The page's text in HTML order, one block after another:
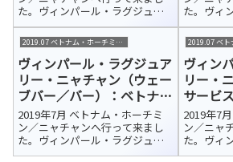
た。ヴィンパール・ラグジュア
リー・ニャチャン（Vinpearl
Luxury NhaTrang）今回の宿泊ホ
テルはカムラン国際空港から車
で約45分、さらにフェリーで10
分ほどのホ...
た。ヴィ
リー・ニ
Luxury
テルはカ
で約45分
分ほどの
2019.07 ベトナム・ホーチミン/ニャチャン
ヴィンパール・ラグジュア
リー・ニャチャン（ウェー
ブバー／バー）：ベトナ
ム・ニャチャン 宿泊ホテ
ル紹介
2019年7月 ベトナム・ホーチミ
ン／ニャチャンへ行って来まし
た。ヴィンパール・ラグジュア
リー・ニャチャン（Vinpearl
ヴィン
リー・
サービ
ャチャ
2019年7
ン／ニャ
た。ヴィ
リー・ニ